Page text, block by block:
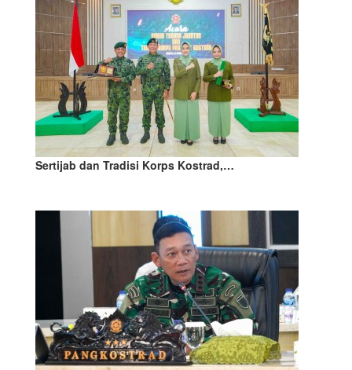
Sertijab dan Tradisi Korps Kostrad,…